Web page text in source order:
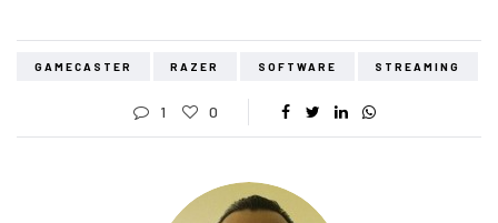
GAMECASTER RAZER SOFTWARE STREAMING
1 0